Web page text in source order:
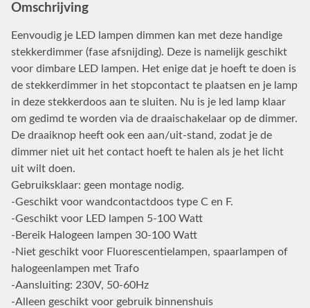
Omschrijving
Eenvoudig je LED lampen dimmen kan met deze handige
stekkerdimmer (fase afsnijding). Deze is namelijk geschikt
voor dimbare LED lampen. Het enige dat je hoeft te doen is
de stekkerdimmer in het stopcontact te plaatsen en je lamp
in deze stekkerdoos aan te sluiten. Nu is je led lamp klaar
om gedimd te worden via de draaischakelaar op de dimmer.
De draaiknop heeft ook een aan/uit-stand, zodat je de
dimmer niet uit het contact hoeft te halen als je het licht
uit wilt doen.
Gebruiksklaar: geen montage nodig.
-Geschikt voor wandcontactdoos type C en F.
-Geschikt voor LED lampen 5-100 Watt
-Bereik Halogeen lampen 30-100 Watt
-Niet geschikt voor Fluorescentielampen, spaarlampen of
halogeenlampen met Trafo
-Aansluiting: 230V, 50-60Hz
-Alleen geschikt voor gebruik binnenshuis